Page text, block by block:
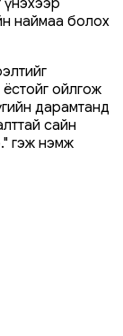
наймаа болох
ёстойг ойлгож
дарамтанд
сайн
гэж нэмж